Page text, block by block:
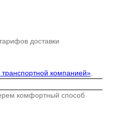
доставки
транспортной компанией»
комфортный способ